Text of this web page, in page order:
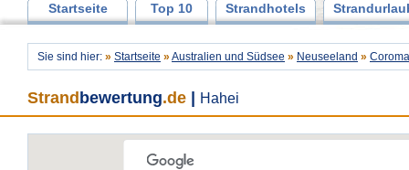
Startseite Top 10 Strandhotels
Sie sind hier: » Startseite » Australien und Südsee » Neuseeland »
Strand bewertung.de Hahei